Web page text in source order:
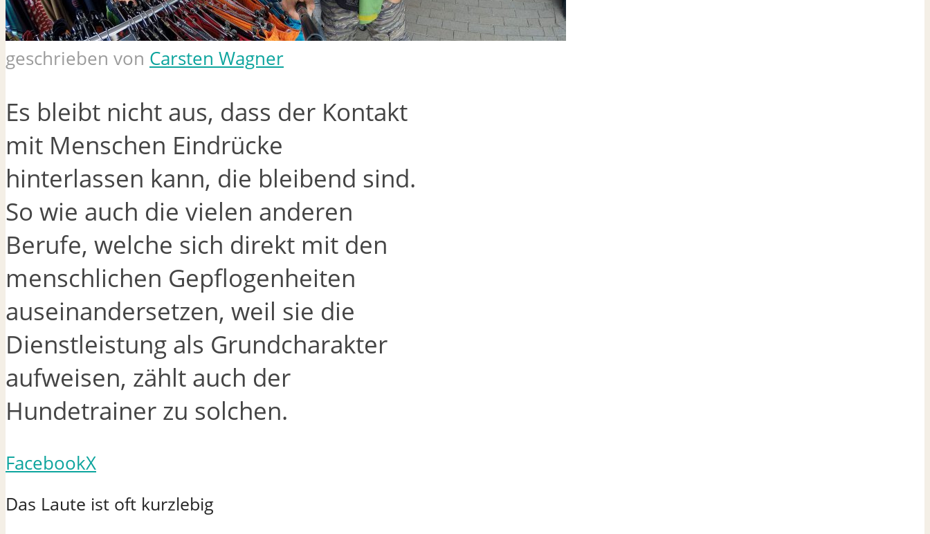
geschrieben von Carsten Wagner
Es bleibt nicht aus, dass der Kontakt
mit Menschen Eindrücke
hinterlassen kann, die bleibend sind.
So wie auch die vielen anderen
Berufe, welche sich direkt mit den
menschlichen Gepflogenheiten
auseinandersetzen, weil sie die
Dienstleistung als Grundcharakter
aufweisen, zählt auch der
Hundetrainer zu solchen.
FacebookX
Das Laute ist oft kurzlebig